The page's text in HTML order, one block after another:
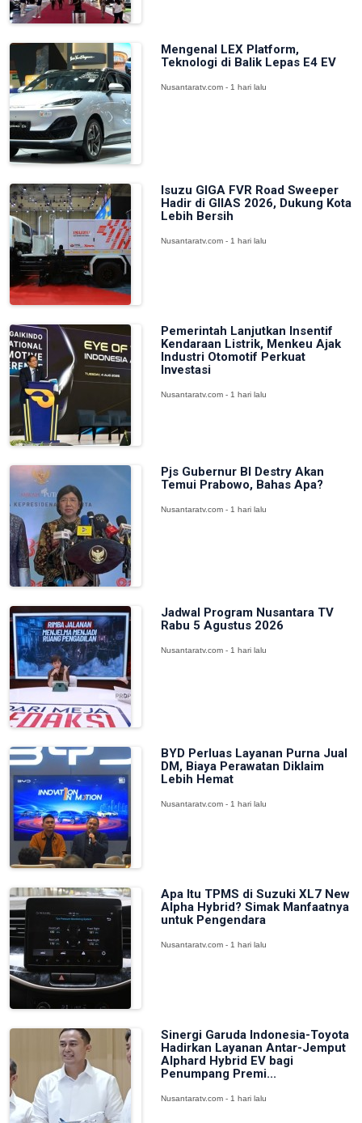
Mengenal LEX Platform,
Teknologi di Balik Lepas E4 EV
Nusantaratv.com - 1 hari lalu
Isuzu GIGA FVR Road Sweeper
Hadir di GIIAS 2026, Dukung Kota
Lebih Bersih
Nusantaratv.com - 1 hari lalu
Pemerintah Lanjutkan Insentif
Kendaraan Listrik, Menkeu Ajak
Industri Otomotif Perkuat
Investasi
Nusantaratv.com - 1 hari lalu
Pjs Gubernur BI Destry Akan
Temui Prabowo, Bahas Apa?
Nusantaratv.com - 1 hari lalu
Jadwal Program Nusantara TV
Rabu 5 Agustus 2026
Nusantaratv.com - 1 hari lalu
BYD Perluas Layanan Purna Jual
DM, Biaya Perawatan Diklaim
Lebih Hemat
Nusantaratv.com - 1 hari lalu
Apa Itu TPMS di Suzuki XL7 New
Alpha Hybrid? Simak Manfaatnya
untuk Pengendara
Nusantaratv.com - 1 hari lalu
Sinergi Garuda Indonesia-Toyota
Hadirkan Layanan Antar-Jemput
Alphard Hybrid EV bagi
Penumpang Premi...
Nusantaratv.com - 1 hari lalu